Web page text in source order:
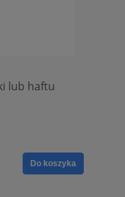
lub haftu
Do koszyka